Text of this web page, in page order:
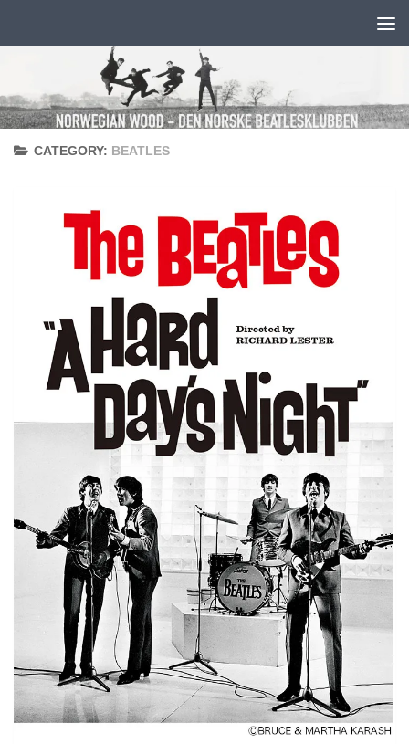
CATEGORY: BEATLES